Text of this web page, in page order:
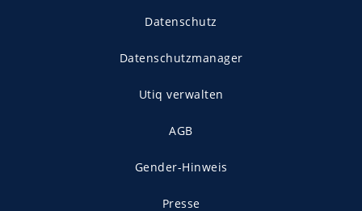
Datenschutz
Datenschutzmanager
Utiq verwalten
AGB
Gender-Hinweis
Presse